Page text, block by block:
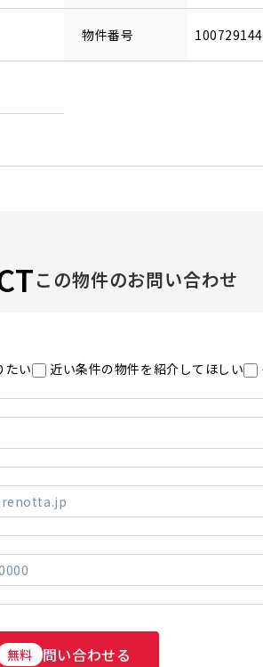
物件番号 100729144
この物件のお問い合わせ
たい 近い条件の物件を紹介してほしい
無料 問い合わせる